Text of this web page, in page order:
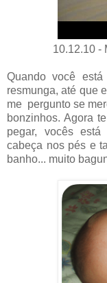
10.12.10 -
Quando você
resmunga, até que
me pergunto se
bonzinhos. Agora
pegar, vocês
cabeça nos pés e
banho... muito